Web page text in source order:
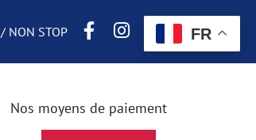
NON STOP
Nos moyens de paiement
FR